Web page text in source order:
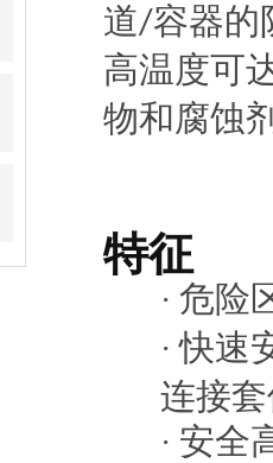
道/容器的
高温度可
物和腐蚀
特征
· 危险
·快速
连接
· 安全